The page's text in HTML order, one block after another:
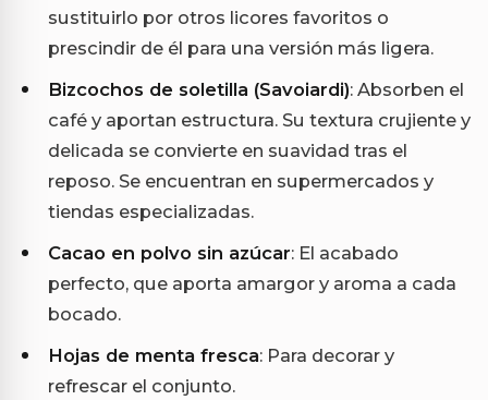
sustituirlo por otros licores favoritos o
prescindir de él para una versión más ligera.
Bizcochos de soletilla (Savoiardi): Absorben el
café y aportan estructura. Su textura crujiente y
delicada se convierte en suavidad tras el
reposo. Se encuentran en supermercados y
tiendas especializadas.
Cacao en polvo sin azúcar: El acabado
perfecto, que aporta amargor y aroma a cada
bocado.
Hojas de menta fresca: Para decorar y
refrescar el conjunto.